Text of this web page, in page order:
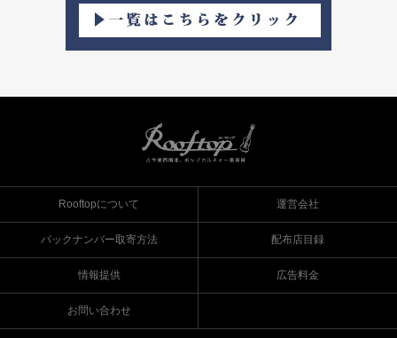
Rooftopについて 運営会社
バックナンバー取寄方法 配布店目録
情報提供 広告料金
お問い合わせ